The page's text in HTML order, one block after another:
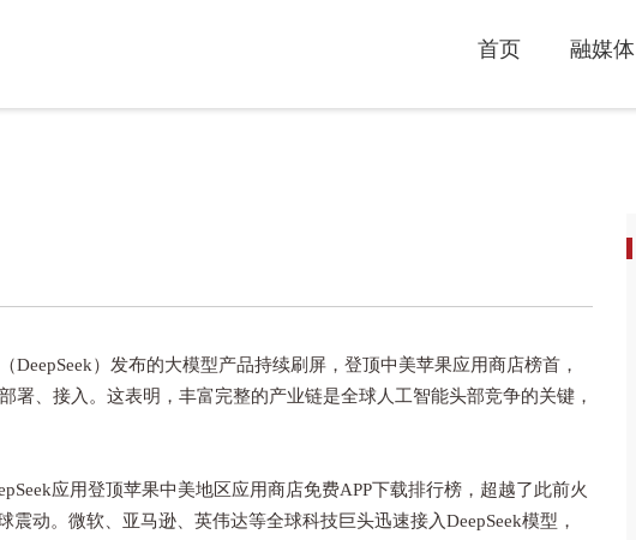
首页 融媒体
）发布的大模型产品持续刷屏，登顶中美苹果应用商店榜首，
署、接入。这表明，丰富完整的产业链是全球人工智能头部竞争的关键，
应用登顶苹果中美地区应用商店免费APP下载排行榜，超越了此前火
动。微软、亚马逊、英伟达等全球科技巨头迅速接入DeepSeek模型，